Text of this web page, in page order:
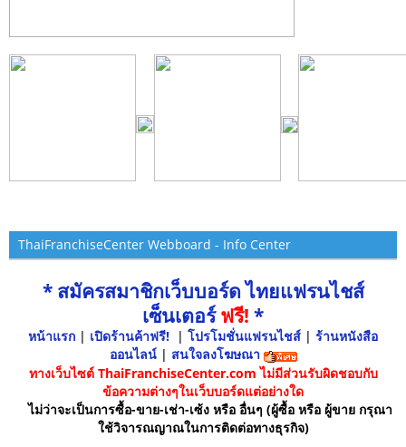
ThaiFranchiseCenter Webboard - Info Center
* สมัครสมาชิกเว็บบอร์ด ไทยแฟรนไชส์
เซ็นเตอร์ฟรี! *
หน้าแรก | เปิดร้านค้าฟรี! | โปรโมชั่นแฟรนไชส์ | ร้านหนังสือ
ออนไลน์ | สนใจลงโฆษณา
ทางเว็บไซต์ ThaiFranchiseCenter.com ไม่มีส่วนรับผิดชอบกับ
ข้อความต่างๆในเว็บบอร์ดแต่อย่างใด
ไม่ว่าจะเป็นการซื้อ-ขาย-เช่า-เซ้ง หรือ อื่นๆ (ผู้ซื้อ หรือ ผู้ขาย กรุณา
ใช้วิจารณญาณในการติดต่อทางธุรกิจ)